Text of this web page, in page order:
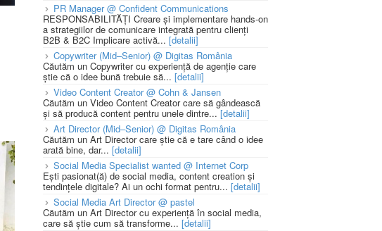
PR Manager @ Confident Communications
RESPONSABILITĂȚI Creare și implementare hands-on
a strategiilor de comunicare integrată pentru clienți
B2B & B2C Implicare activă... [detalii]
Copywriter (Mid–Senior) @ Digitas România
Căutăm un Copywriter cu experiență de agenție care
știe că o idee bună trebuie să... [detalii]
Video Content Creator @ Cohn & Jansen
Căutăm un Video Content Creator care să gândească
și să producă content pentru unele dintre...[detalii]
Art Director (Mid–Senior) @ Digitas România
Căutăm un Art Director care știe că e tare când o idee
arată bine, dar... [detalii]
Social Media Specialist wanted @ Internet Corp
Ești pasionat(ă) de social media, content creation și
tendințele digitale? Ai un ochi format pentru... [detalii]
Social Media Art Director @ pastel
Căutăm un Art Director cu experiență în social media,
care să știe cum să transforme... [detalii]